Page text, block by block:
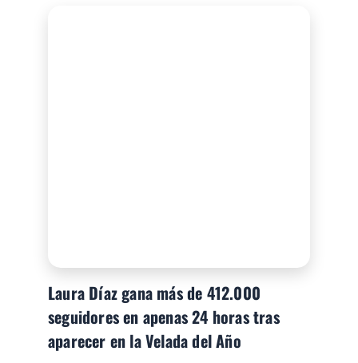
Laura Díaz gana más de 412.000
seguidores en apenas 24 horas tras
aparecer en la Velada del Año